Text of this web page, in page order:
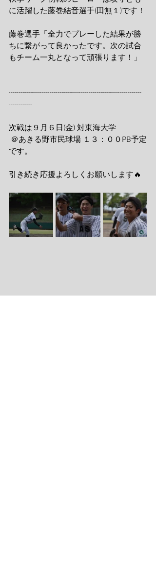
に活躍した藤巻結音選手(田無１)です！
藤巻選手「全力でプレーした結果が勝
ちに繋がって良かったです。次の試合
もチーム一丸となって頑張ります！」
┈┈┈┈┈┈┈┈┈┈┈┈┈┈┈┈┈
┈┈┈
次戦は９月６日(金) 対東海大学
です。
引き続き応援よろしくお願いします🔥